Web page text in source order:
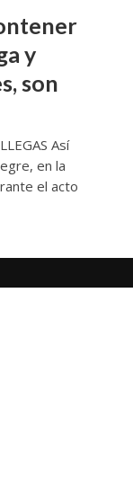
y
son
Así
en la
el acto